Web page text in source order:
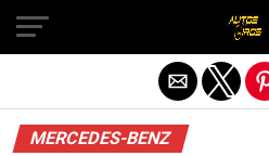
MERCEDES-BENZ
Sair da